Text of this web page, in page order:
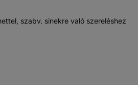
szabv. sinekre való szereléshez